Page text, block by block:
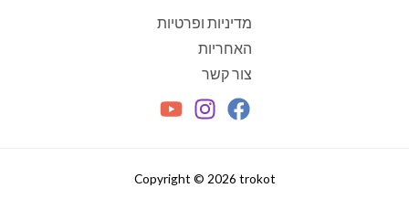
מדיניות ופרטיות
האחריות
צור קשר
Copyright © 2026 trokot